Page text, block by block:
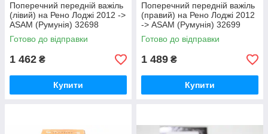
Поперечний передній важіль
(лівий) на Рено Лоджі 2012 ->
ASAM (Румунія) 32698
Готово до відправки
1 462 ₴
Купити
Поперечний передній важіль
(правий) на Рено Лоджі 2012
-> ASAM (Румунія) 32699
Готово до відправки
1 489 ₴
Купити